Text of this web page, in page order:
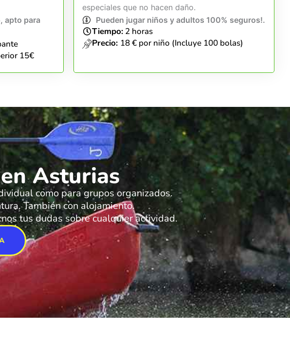
apto para
15€
especiales que no hacen daño.
Pueden jugar niños y adultos 100% seguros!.
Tiempo: 2 horas
Precio: 18 € por niño (Incluye 100 bolas)
Asturias
como para grupos organizados.
También con alojamiento.
tus dudas sobre cualquier actividad.